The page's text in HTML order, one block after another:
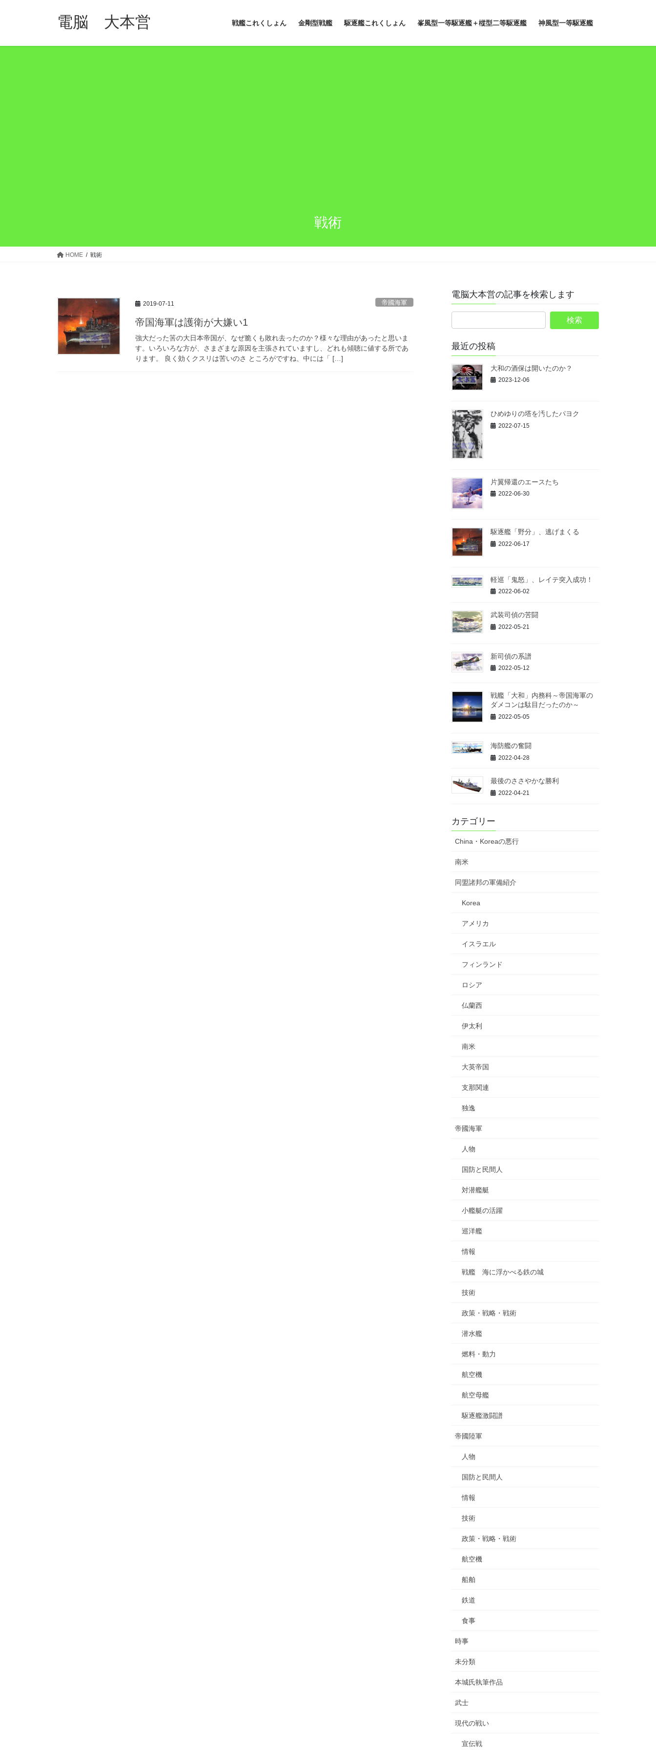
電脳 大本営 戦艦これくしょん 金剛型戦艦 駆逐艦これくしょん 峯風型一等駆逐艦＋樅型二等駆逐艦 神風型一等駆逐艦
戦術
HOME 戦術
2019-07-11 帝國海軍
帝国海軍は護衛が大嫌い1
強大だった筈の大日本帝国が、なぜ脆くも敗れ去ったのか？様々な理由があったと思いま
す。いろいろな方が、さまざまな原因を主張されていますし、どれも傾聴に値する所であ
ります。 良く効くクスリは苦いのさ ところがですね、中には「 […]
電脳大本営の記事を検索します
最近の投稿
大和の酒保は開いたのか？
2023-12-06
ひめゆりの塔を汚したパヨク
2022-07-15
片翼帰還のエースたち
2022-06-30
駆逐艦「野分」、逃げまくる
2022-06-17
軽巡「鬼怒」、レイテ突入成功！
2022-06-02
武装司偵の苦闘
2022-05-21
新司偵の系譜
2022-05-12
戦艦「大和」内務科～帝国海軍の
ダメコンは駄目だったのか～
2022-05-05
海防艦の奮闘
2022-04-28
最後のささやかな勝利
2022-04-21
カテゴリー
China・Koreaの悪行
南米
同盟諸邦の軍備紹介
Korea
アメリカ
イスラエル
フィンランド
ロシア
仏蘭西
伊太利
南米
大英帝国
支那関連
独逸
帝國海軍
人物
国防と民間人
対潜艦艇
小艦艇の活躍
巡洋艦
情報
戦艦 海に浮かべる鉄の城
技術
政策・戦略・戦術
潜水艦
燃料・動力
航空機
航空母艦
駆逐艦激闘譜
帝國陸軍
人物
国防と民間人
情報
技術
政策・戦略・戦術
航空機
船舶
鉄道
食事
時事
未分類
本城氏執筆作品
武士
現代の戦い
宣伝戦